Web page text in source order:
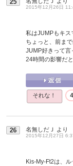
25
2015年12月26日
私はJUMPもキス
ちょっと、前ま
JUMP好きって言
24時間の影響だと
それな！
26 名無しだＪ より
2015年12月27日
Kis-My-Ft2は、